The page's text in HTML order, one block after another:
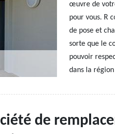
œuvre de
pour vous. R
de pose et
sorte que le
pouvoir
dans la
de